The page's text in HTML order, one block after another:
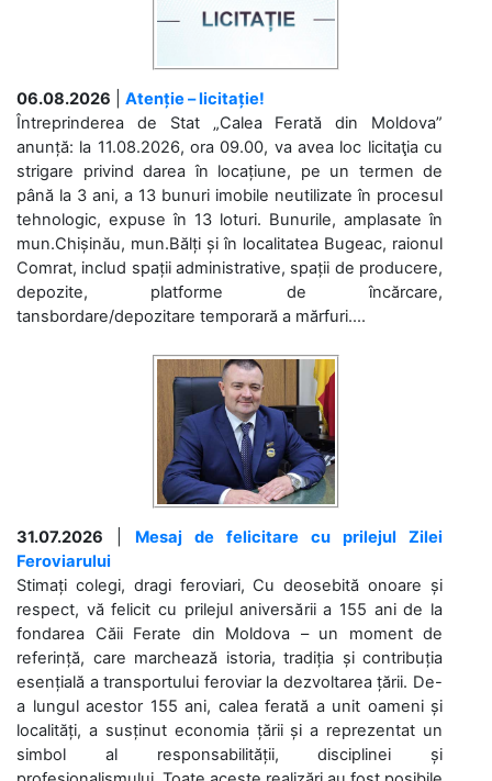
06.08.2026
Atenție – licitație!
Întreprinderea de Stat „Calea Ferată din Moldova”
anunță: la 11.08.2026, ora 09.00, va avea loc licitaţia cu
strigare privind darea în locațiune, pe un termen de
până la 3 ani, a 13 bunuri imobile neutilizate în procesul
tehnologic, expuse în 13 loturi. Bunurile, amplasate în
mun.Chișinău, mun.Bălți și în localitatea Bugeac, raionul
Comrat, includ spații administrative, spații de producere,
depozite, platforme de încărcare,
tansbordare/depozitare temporară a mărfuri....
31.07.2026
Mesaj de felicitare cu prilejul Zilei
Feroviarului
Stimați colegi, dragi feroviari, Cu deosebită onoare și
respect, vă felicit cu prilejul aniversării a 155 ani de la
fondarea Căii Ferate din Moldova – un moment de
referință, care marchează istoria, tradiția și contribuția
esențială a transportului feroviar la dezvoltarea țării. De-
a lungul acestor 155 ani, calea ferată a unit oameni și
localități, a susținut economia țării și a reprezentat un
simbol al responsabilității, disciplinei și